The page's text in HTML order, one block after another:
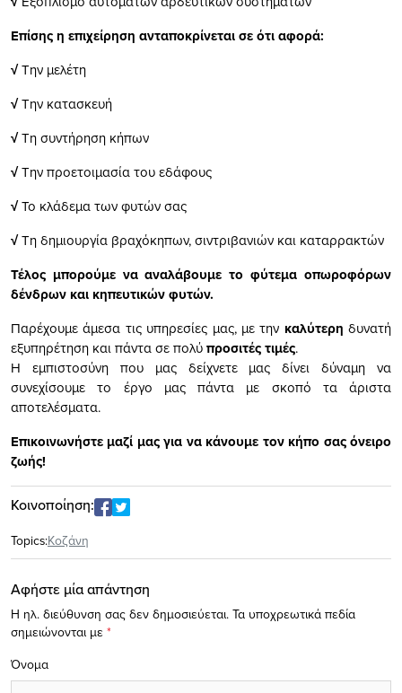
Επίσης η επιχείρηση ανταποκρίνεται σε ότι αφορά:
√Την μελέτη
√Την κατασκευή
√Τη συντήρηση κήπων
√Την προετοιμασία του εδάφους
√Το κλάδεμα των φυτών σας
√Τη δημιουργία βραχόκηπων, σιντριβανιών και καταρρακτών
Τέλος μπορούμε να αναλάβουμε το φύτεμα οπωροφόρων
δένδρων και κηπευτικών φυτών.
Παρέχουμε άμεσα τις υπηρεσίες μας, με την καλύτερη δυνατή
εξυπηρέτηση και πάντα σε πολύπροσιτές τιμές.
Η εμπιστοσύνη που μας δείχνετε μας δίνει δύναμη να
συνεχίσουμε το έργο μας πάντα με σκοπό τα άριστα
αποτελέσματα.
Επικοινωνήστε μαζί μας για να κάνουμε τον κήπο σας όνειρο
ζωής!
Κοινοποίηση:
Topics:Κοζάνη
Αφήστε μία απάντηση
Η ηλ. διεύθυνση σας δεν δημοσιεύεται. Τα υποχρεωτικά πεδία
σημειώνονται με *
Όνομα